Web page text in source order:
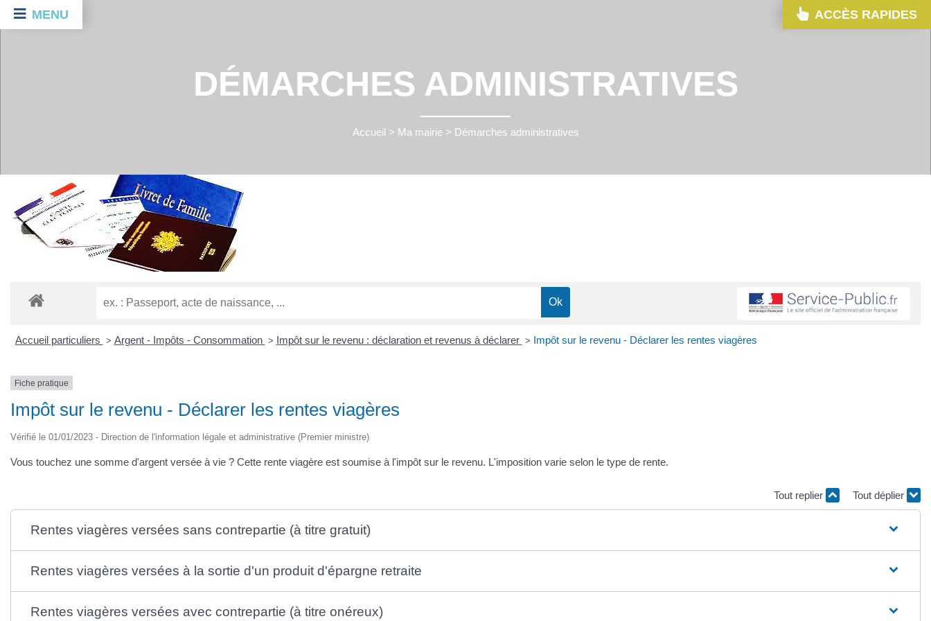
MENU
DÉMARCHES ADMINISTRATIVES
Accueil > Ma mairie> Démarches administratives
Accueil particuliers > Argent - Impôts - Consommation > Impôt sur le revenu : déclaration et revenus à déclarer > Impôt sur le revenu - Déclarer les rentes viagères
Fiche pratique
Impôt sur le revenu - Déclarer les rentes viagères
Vérifié le 01/01/2023 - Direction de l'information légale et administrative (Premier ministre)
Vous touchez une somme d'argent versée à vie ? Cette rente viagère est soumise à l'impôt sur le revenu. L'imposition varie selon le type de rente.
Tout replier Tout déplier
Rentes viagères versées sans contrepartie (à titre gratuit)
Rentes viagères versées à la sortie d'un produit d'épargne retraite
Rentes viagères versées avec contrepartie (à titre onéreux)
ACCÈS RAPIDES